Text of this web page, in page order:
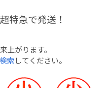
超特急で発送！
上がります。
検索してください。